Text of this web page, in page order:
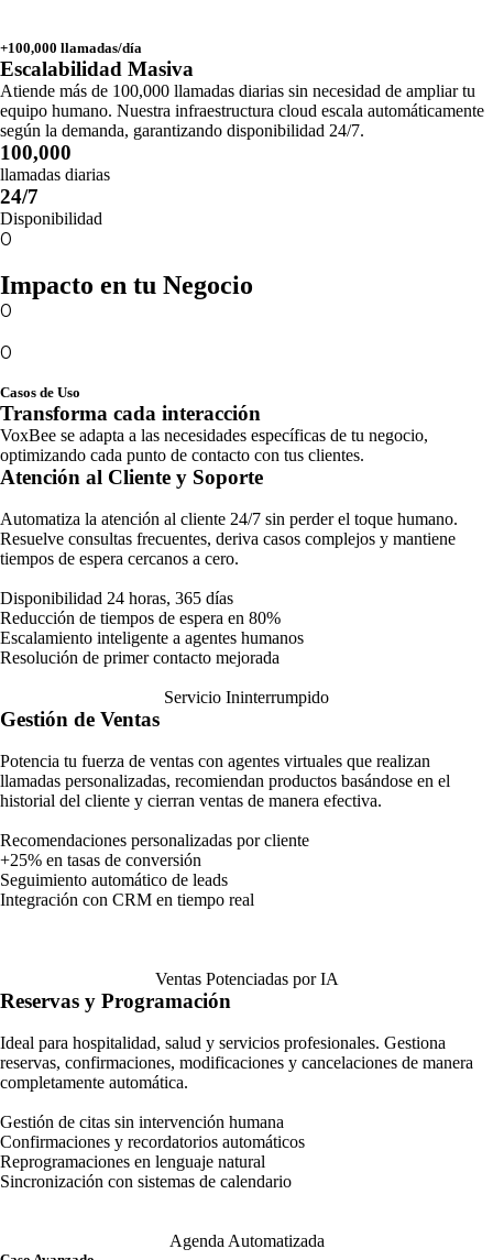
+100,000 llamadas/día
Escalabilidad Masiva
Atiende más de 100,000 llamadas diarias sin necesidad de ampliar tu
equipo humano. Nuestra infraestructura cloud escala automáticamente
según la demanda, garantizando disponibilidad 24/7.
100,000
llamadas diarias
24/7
Disponibilidad
0
Impacto en tu Negocio
0
0
Casos de Uso
Transforma cada interacción
VoxBee se adapta a las necesidades específicas de tu negocio,
optimizando cada punto de contacto con tus clientes.
Atención al Cliente y Soporte
Automatiza la atención al cliente 24/7 sin perder el toque humano.
Resuelve consultas frecuentes, deriva casos complejos y mantiene
tiempos de espera cercanos a cero.
Disponibilidad 24 horas, 365 días
Reducción de tiempos de espera en 80%
Escalamiento inteligente a agentes humanos
Resolución de primer contacto mejorada
Servicio Ininterrumpido
Gestión de Ventas
Potencia tu fuerza de ventas con agentes virtuales que realizan
llamadas personalizadas, recomiendan productos basándose en el
historial del cliente y cierran ventas de manera efectiva.
Recomendaciones personalizadas por cliente
+25% en tasas de conversión
Seguimiento automático de leads
Integración con CRM en tiempo real
Ventas Potenciadas por IA
Reservas y Programación
Ideal para hospitalidad, salud y servicios profesionales. Gestiona
reservas, confirmaciones, modificaciones y cancelaciones de manera
completamente automática.
Gestión de citas sin intervención humana
Confirmaciones y recordatorios automáticos
Reprogramaciones en lenguaje natural
Sincronización con sistemas de calendario
Agenda Automatizada